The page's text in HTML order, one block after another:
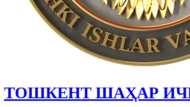
ТОШКЕНТ ШАҲАР